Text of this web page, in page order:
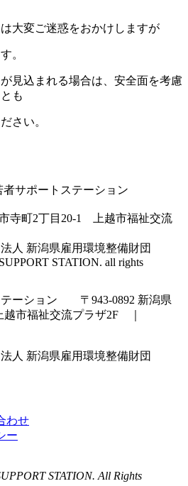
大変ご迷惑をおかけしますが
。
見込まれる場合は、安全面を考慮
も
さい。
者サポートステーション
寺町2丁目20-1 上越市福祉交流
人 新潟県雇用環境整備財団
STATION. all rights
テーション 〒943-0892 新潟県
越市福祉交流プラザ2F ｜
人 新潟県雇用環境整備財団
わせ
ー
STATION. All Rights